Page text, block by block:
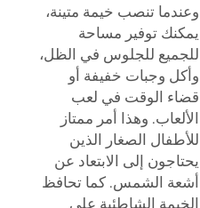
وعندما تنصب خيمة متينة،
يمكنك توفير مساحة
للجميع للجلوس في الظل،
وأكل وجبات خفيفة أو
قضاء الوقت في لعب
الألعاب. وهذا أمر ممتاز
للأطفال الصغار الذين
يحتاجون إلى الابتعاد عن
أشعة الشمس. كما تحافظ
الخيمة الشاطئية على